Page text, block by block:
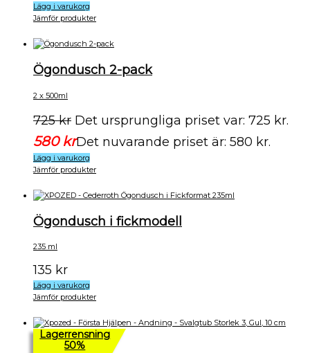
Lägg i varukorg
Jämför produkter
Ögondusch 2-pack
2 x 500ml
725kr Det ursprungliga priset var: 725 kr.
580 krDet nuvarande priset är: 580 kr.
Lägg i varukorg
Jämför produkter
Ögondusch i fickmodell
235 ml
135 kr
Lägg i varukorg
Jämför produkter
Lagerrensning
50%